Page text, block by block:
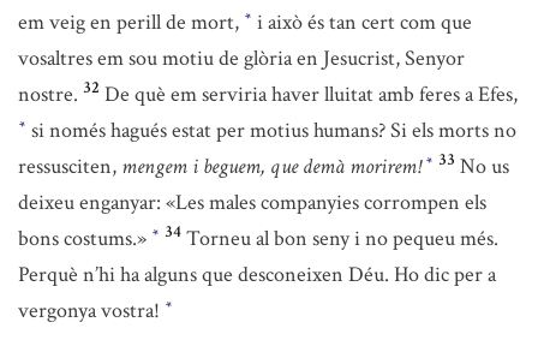
em veig en perill de mort, * i això és tan cert com que
vosaltres em sou motiu de glòria en Jesucrist, Senyor
nostre. 32 De què em serviria haver lluitat amb feres a Efes,
* si només hagués estat per motius humans? Si els morts no
ressusciten, mengem i beguem, que demà morirem! * 33 No us
deixeu enganyar: «Les males companyies corrompen els
bons costums.» * 34 Torneu al bon seny i no pequeu més.
Perquè n’hi ha alguns que desconeixen Déu. Ho dic per a
vergonya vostra! *